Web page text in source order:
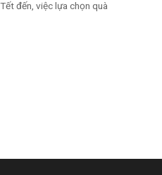
đến, việc lựa chọn quà